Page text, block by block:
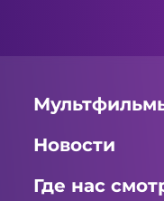
Новости
Где нас